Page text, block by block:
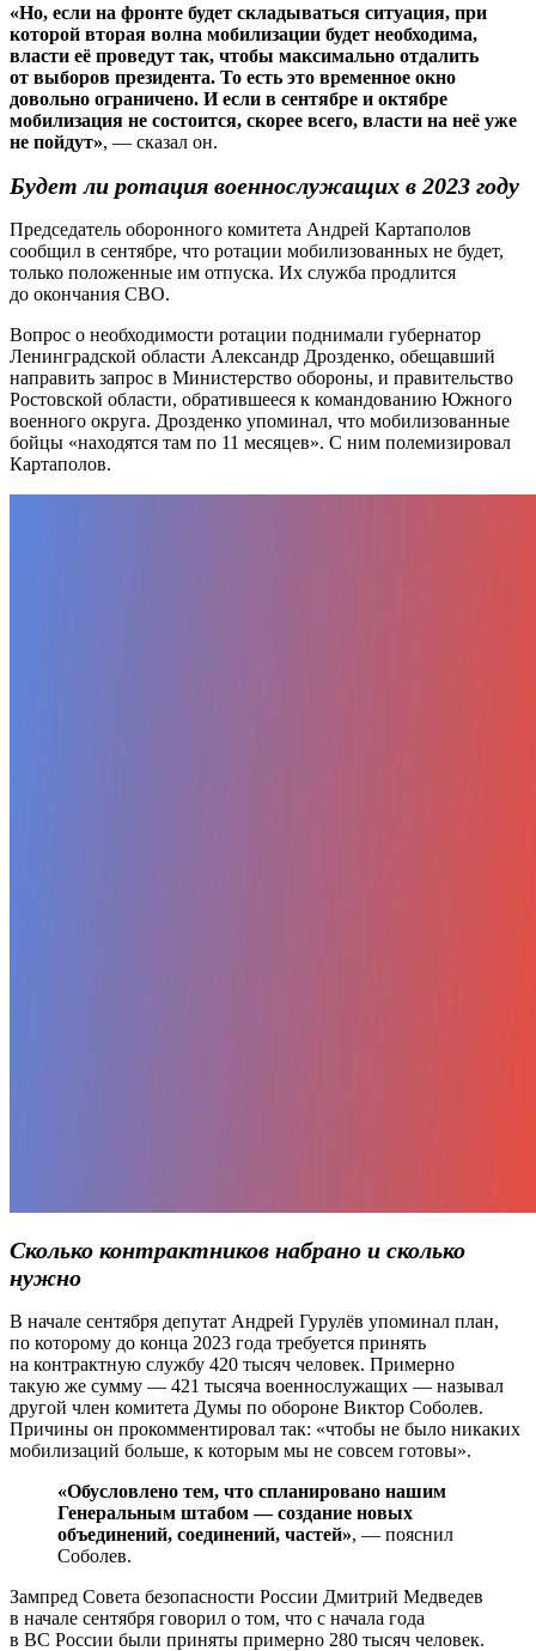
«Но, если на фронте будет складываться ситуация, при
которой вторая волна мобилизации будет необходима,
власти её проведут так, чтобы максимально отдалить
от выборов президента. То есть это временное окно
довольно ограничено. И если в сентябре и октябре
мобилизация не состоится, скорее всего, власти на неё уже
не пойдут», — сказал он.
Будет ли ротация военнослужащих в 2023 году
Председатель оборонного комитета Андрей Картаполов
сообщил в сентябре, что ротации мобилизованных не будет,
только положенные им отпуска. Их служба продлится
до окончания СВО.
Вопрос о необходимости ротации поднимали губернатор
Ленинградской области Александр Дрозденко, обещавший
направить запрос в Министерство обороны, и правительство
Ростовской области, обратившееся к командованию Южного
военного округа. Дрозденко упоминал, что мобилизованные
бойцы «находятся там по 11 месяцев». С ним полемизировал
Картаполов.
Сколько контрактников набрано и сколько
нужно
В начале сентября депутат Андрей Гурулёв упоминал план,
по которому до конца 2023 года требуется принять
на контрактную службу 420 тысяч человек. Примерно
такую же сумму — 421 тысяча военнослужащих — называл
другой член комитета Думы по обороне Виктор Соболев.
Причины он прокомментировал так: «чтобы не было никаких
мобилизаций больше, к которым мы не совсем готовы».
«Обусловлено тем, что спланировано нашим
Генеральным штабом — создание новых
объединений, соединений, частей», — пояснил
Соболев.
Зампред Совета безопасности России Дмитрий Медведев
в начале сентября говорил о том, что с начала года
в ВС России были приняты примерно 280 тысяч человек.